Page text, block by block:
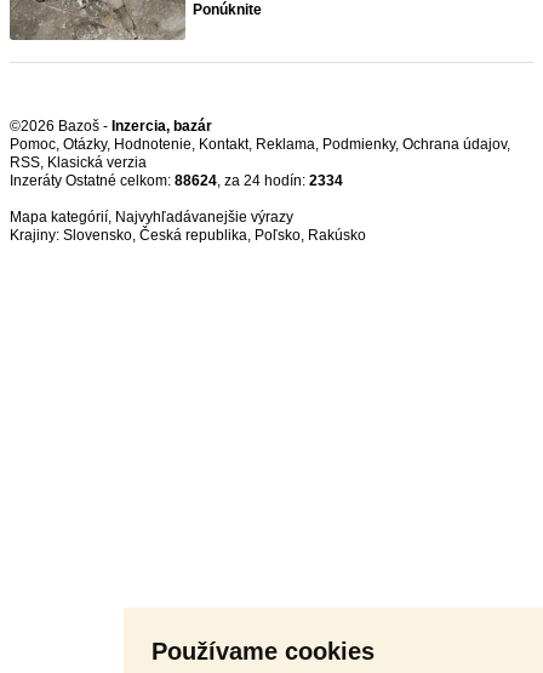
Používame cookies
Ponúknite
©2026 Bazoš - Inzercia, bazár
Pomoc, Otázky, Hodnotenie, Kontakt, Reklama, Podmienky, Ochrana údajov,
RSS,
Inzeráty Ostatné celkom: 88624, za 24 hodín: 2334
Mapa kategórií, Najvyhľadávanejšie výrazy
Krajiny: Slovensko, Česká republika, Poľsko, Rakúsko